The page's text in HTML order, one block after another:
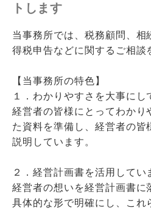
トします
当事務所では、税務顧問、
得税申告などに関するご相談
【当事務所の特色】
１．わかりやすさを大事にし
経営者の皆様にとってわかり
た資料を準備し、経営者の
説明しています。
２．経営計画書を活用してい
経営者の想いを経営計画書に
具体的な形で明確にし、これ